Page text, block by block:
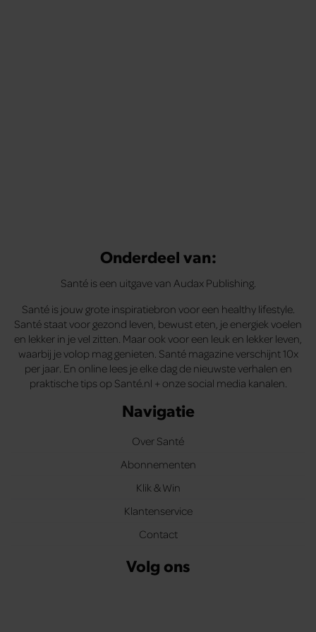
Onderdeel van:
Santé is een uitgave van Audax Publishing.
Santé is jouw grote inspiratiebron voor een healthy lifestyle.
Santé staat voor gezond leven, bewust eten, je energiek voelen
en lekker in je vel zitten. Maar ook voor een leuk en lekker leven,
waarbij je volop mag genieten. Santé magazine verschijnt 10x
per jaar. En online lees je elke dag de nieuwste verhalen en
praktische tips op Santé.nl + onze social media kanalen.
Navigatie
Over Santé
Abonnementen
Klik & Win
Klantenservice
Contact
Volg ons